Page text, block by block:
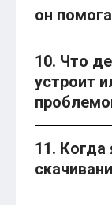
он
10. Что
устроит
11. Когда